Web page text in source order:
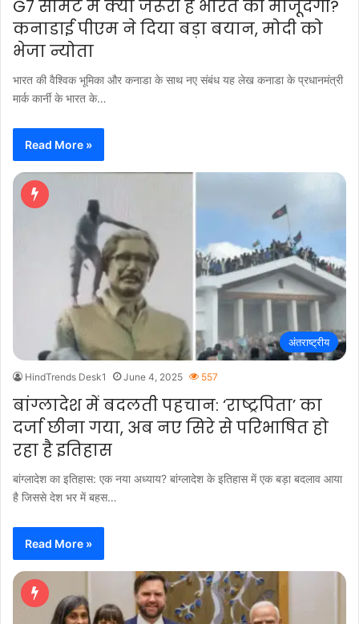
G7 समिट में क्यों जरूरी है भारत की मौजूदगी?
कनाडाई पीएम ने दिया बड़ा बयान, मोदी को
भेजा न्योता
भारत की वैश्विक भूमिका और कनाडा के साथ नए संबंध यह लेख कनाडा के प्रधानमंत्री
मार्क कार्नी के भारत के…
Read More »
अंतराष्ट्रीय
HindTrends Desk1 June 4, 2025 557
बांग्लादेश में बदलती पहचान: ‘राष्ट्रपिता’ का
दर्जा छीना गया, अब नए सिरे से परिभाषित हो
रहा है इतिहास
बांग्लादेश का इतिहास: एक नया अध्याय? बांग्लादेश के इतिहास में एक बड़ा बदलाव आया
है जिससे देश भर में बहस…
Read More »